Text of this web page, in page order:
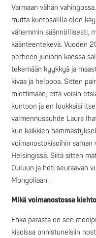
Varmaan vähän
mutta kuntosalilla olen
vähemmin säännöllisesti,
käänteentekevä. Vuoden
perheen juniorin kanssa
tekemään kyykkyä ja
kivaa ja helppoa. Sitten
miettimään, että voisin
kuntoon ja en loukkaisi
valmennussuhde Laura
kun kaikkien
voimanostokisoihin
Helsingissä. Siitä sitten
Ouluun ja heti seuraavan
Mongoliaan.
Mikä voimanostossa
Ehkä parasta on sen
kisoissa onnistuneisiin